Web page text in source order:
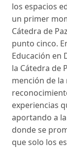
los espacios
un primer
Cátedra de
punto cinco.
Educación en
la Cátedra de
mención de
experiencias
aportando a
donde se
que solo los